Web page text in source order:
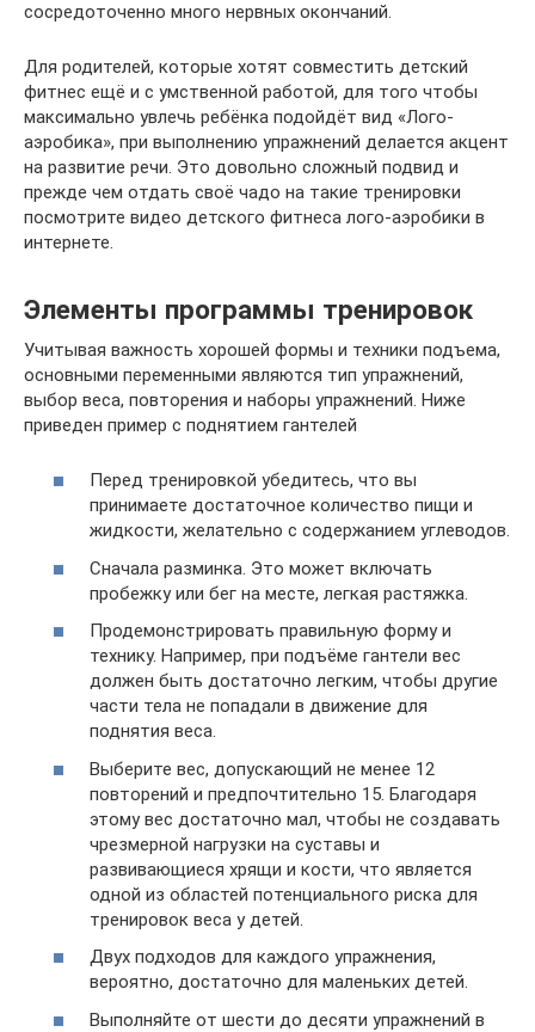
сосредоточенно много нервных окончаний.
Для родителей, которые хотят совместить детский
фитнес ещё и с умственной работой, для того чтобы
максимально увлечь ребёнка подойдёт вид «Лого-
аэробика», при выполнению упражнений делается акцент
на развитие речи. Это довольно сложный подвид и
прежде чем отдать своё чадо на такие тренировки
посмотрите видео детского фитнеса лого-аэробики в
интернете.
Элементы программы тренировок
Учитывая важность хорошей формы и техники подъема,
основными переменными являются тип упражнений,
выбор веса, повторения и наборы упражнений. Ниже
приведен пример с поднятием гантелей
Перед тренировкой убедитесь, что вы
принимаете достаточное количество пищи и
жидкости, желательно с содержанием углеводов.
Сначала разминка. Это может включать
пробежку или бег на месте, легкая растяжка.
Продемонстрировать правильную форму и
технику. Например, при подъёме гантели вес
должен быть достаточно легким, чтобы другие
части тела не попадали в движение для
поднятия веса.
Выберите вес, допускающий не менее 12
повторений и предпочтительно 15. Благодаря
этому вес достаточно мал, чтобы не создавать
чрезмерной нагрузки на суставы и
развивающиеся хрящи и кости, что является
одной из областей потенциального риска для
тренировок веса у детей.
Двух подходов для каждого упражнения,
вероятно, достаточно для маленьких детей.
Выполняйте от шести до десяти упражнений в